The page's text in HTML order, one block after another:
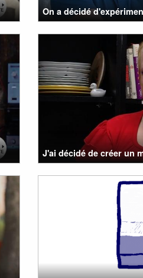
On a décidé
J'ai décidé de créer un